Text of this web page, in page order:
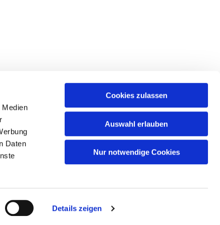
Daten
Details zeigen
Cookies zulassen
Auswahl erlauben
Nur notwendige Cookies